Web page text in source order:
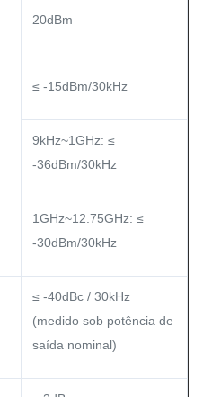
20dBm
≤ -15dBm/30kHz
9kHz~1GHz: ≤
-36dBm/30kHz
1GHz~12.75GHz: ≤
-30dBm/30kHz
≤ -40dBc / 30kHz
(medido sob potência de
saída nominal)